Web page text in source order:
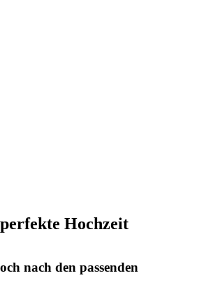
Hochzeit
nach den passenden